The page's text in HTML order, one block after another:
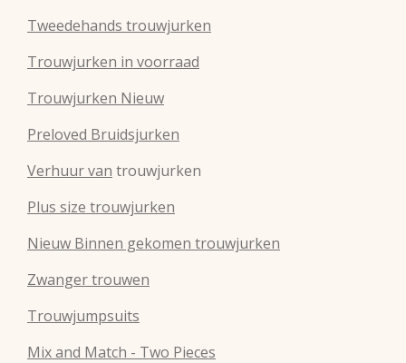
Tweedehands trouwjurken
Trouwjurken in voorraad
Trouwjurken Nieuw
Preloved Bruidsjurken
Verhuur van trouwjurken
Plus size trouwjurken
Nieuw Binnen gekomen trouwjurken
Zwanger trouwen
Trouwjumpsuits
Mix and Match - Two Pieces